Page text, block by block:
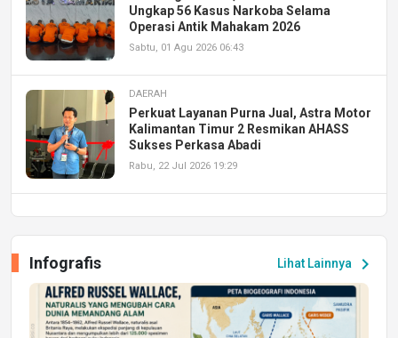
Ungkap 56 Kasus Narkoba Selama
Operasi Antik Mahakam 2026
Sabtu, 01 Agu 2026 06:43
DAERAH
Perkuat Layanan Purna Jual, Astra Motor
Kalimantan Timur 2 Resmikan AHASS
Sukses Perkasa Abadi
Rabu, 22 Jul 2026 19:29
Peluang Kerja dan Magang
Jumat, 17 Jul 2026 22:30
DAERAH
Lihat Lainnya chevron_right
Infografis